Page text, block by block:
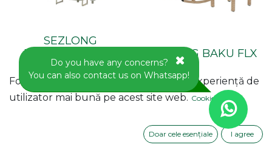
SEZLONG
ROMANTICA FLX
SEZLONG BAKU FLX
Available by pre-order
Folosim cookie-uri pentru a vă oferi o experiență de
utilizator mai bună pe acest site web. Cookie Policy
Doar cele esențiale I agree
Do you have any concerns?
You can also contact us on Whatsapp!